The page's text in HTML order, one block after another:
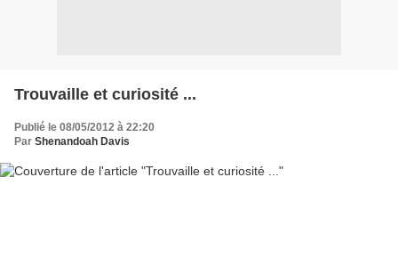
Trouvaille et curiosité ...
Publié le 08/05/2012 à 22:20
Par Shenandoah Davis